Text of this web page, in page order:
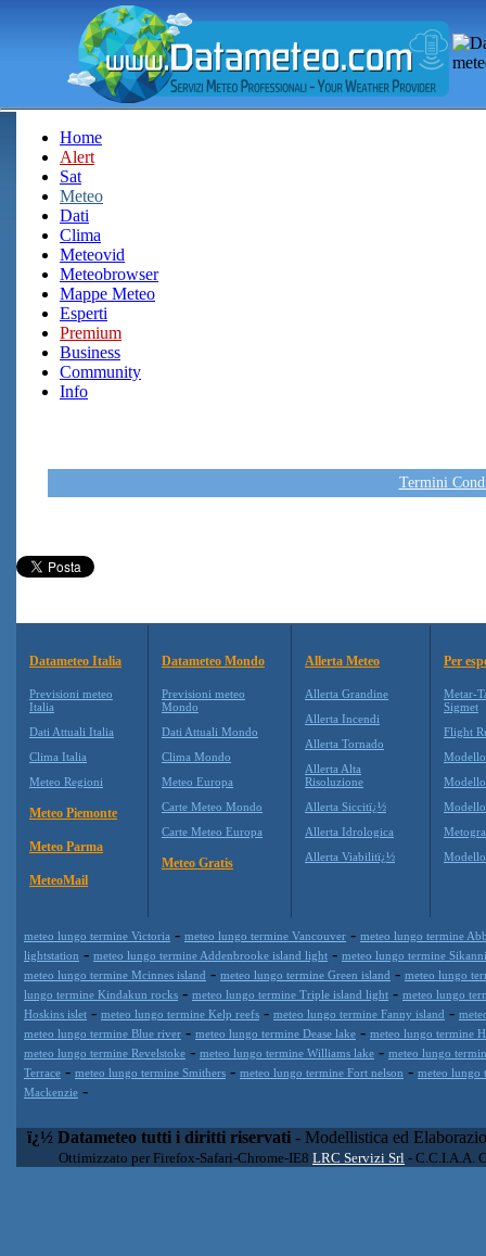
Home
Alert
Sat
Meteo
Dati
Clima
Meteovid
Meteobrowser
Mappe Meteo
Esperti
Premium
Business
Community
Info
Termini
Datameteo Italia
Previsioni meteo
Italia
Dati Attuali Italia
Clima Italia
Meteo Regioni
Meteo Piemonte
Meteo Parma
MeteoMail
Datameteo Mondo
Previsioni meteo
Mondo
Dati Attuali Mondo
Clima Mondo
Meteo Europa
Carte Meteo Mondo
Carte Meteo Europa
Meteo Gratis
Allerta Meteo
Allerta Grandine
Allerta Incendi
Allerta Tornado
Allerta Alta
Risoluzione
Allerta Siccitï¿½
Allerta Idrologica
Allerta Viabilitï¿½
Per
Metar-
Sigmet
Flight
Modello
meteo lungo termine Victoria - meteo lungo termine Vancouver - meteo lungo termine
lightstation - meteo lungo termine Addenbrooke island light - meteo lungo termine
meteo lungo termine Mcinnes island - meteo lungo termine Green island - meteo lungo
lungo termine Kindakun rocks - meteo lungo termine Triple island light - meteo lungo
Hoskins islet - meteo lungo termine Kelp reefs - meteo lungo termine Fanny island -
meteo lungo termine Blue river - meteo lungo termine Dease lake - meteo lungo termine
meteo lungo termine Revelstoke - meteo lungo termine Williams lake - meteo lungo
Terrace - meteo lungo termine Smithers - meteo lungo termine Fort nelson - meteo lungo
Mackenzie -
ï¿½ Datameteo tutti i diritti riservati - Modellistica ed
Ottimizzato per Firefox-Safari-Chrome-IE8 LRC Servizi Srl - C.C.I.A.A.